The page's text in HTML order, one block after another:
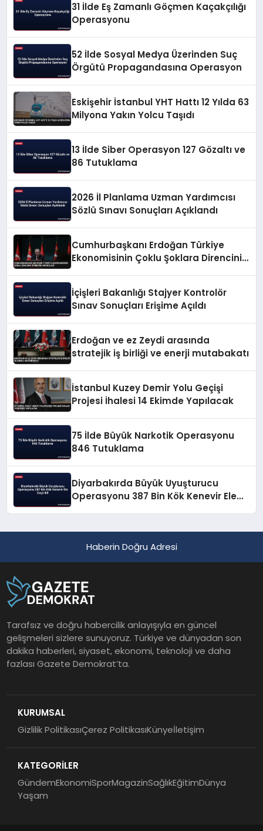
31 İlde Eş Zamanlı Göçmen Kaçakçılığı
Operasyonu
52 İlde Sosyal Medya Üzerinden Suç
Örgütü Propagandasına Operasyon
Eskişehir İstanbul YHT Hattı 12 Yılda 63
Milyona Yakın Yolcu Taşıdı
13 İlde Siber Operasyon 127 Gözaltı ve
86 Tutuklama
2026 İl Planlama Uzman Yardımcısı
Sözlü Sınavı Sonuçları Açıklandı
Cumhurbaşkanı Erdoğan Türkiye
Ekonomisinin Çoklu Şoklara Direncini
İçişleri Bakanlığı Stajyer Kontrolör
Sınav Sonuçları Erişime Açıldı
Erdoğan ve ez Zeydi arasında
stratejik iş birliği ve enerji mutabakatı
İstanbul Kuzey Demir Yolu Geçişi
Projesi İhalesi 14 Ekimde Yapılacak
75 İlde Büyük Narkotik Operasyonu
846 Tutuklama
Diyarbakırda Büyük Uyuşturucu
Operasyonu 387 Bin Kök Kenevir Ele
Haberin Doğru Adresi
Tarafsız ve doğru habercilik anlayışıyla en güncel
gelişmeleri sizlere sunuyoruz. Türkiye ve dünyadan son
dakika haberleri, siyaset, ekonomi, teknoloji ve daha
fazlası Gazete Demokrat’ta.
KURUMSAL
Gizlilik PolitikasıÇerez PolitikasıKünyeİletişim
KATEGORİLER
GündemEkonomiSporMagazinSağlıkEğitimDünya
Yaşam